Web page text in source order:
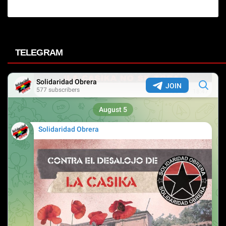
TELEGRAM